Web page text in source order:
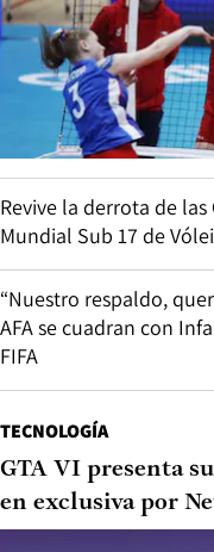
Revive la derrota de
Mundial Sub 17 de
“Nuestro respaldo,
AFA se cuadran con
FIFA
TECNOLOGÍA
GTA VI presenta
en exclusiva por